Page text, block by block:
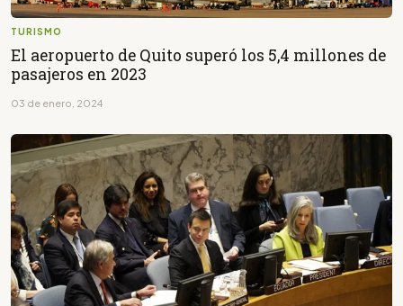
TURISMO
El aeropuerto de Quito superó los 5,4 millones de
pasajeros en 2023
03 de enero, 2024